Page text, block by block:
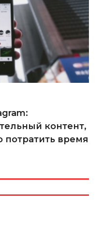
контент,
время